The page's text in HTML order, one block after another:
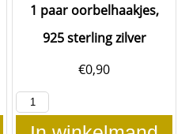
1 paar oorbelhaakjes,
925 sterling zilver
€0,90